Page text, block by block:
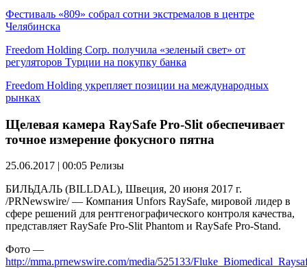
Фестиваль «809» собрал сотни экстремалов в центре
Челябинска
Freedom Holding Corp. получила «зеленый свет» от
регуляторов Турции на покупку банка
Freedom Holding укрепляет позиции на международных
рынках
Щелевая камера RaySafe Pro-Slit обеспечивает
точное измерение фокусного пятна
25.06.2017 | 00:05 Релизы
БИЛЬДАЛЬ (BILLDAL), Швеция, 20 июня 2017 г.
/PRNewswire/ — Компания Unfors RaySafe, мировой лидер в
сфере решений для рентгенографического контроля качества,
представляет RaySafe Pro-Slit Phantom и RaySafe Pro-Stand.
Фото —
http://mma.prnewswire.com/media/525133/